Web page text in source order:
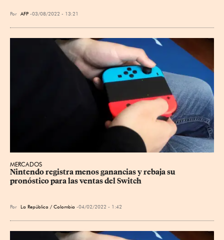
Por AFP 03/08/2022 - 13:21
MERCADOS
Nintendo registra menos ganancias y rebaja su
pronóstico para las ventas del Switch
Por La República / Colombia 04/02/2022 - 1:42